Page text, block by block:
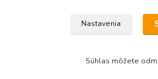
Nastavenia
Súhlas môžete